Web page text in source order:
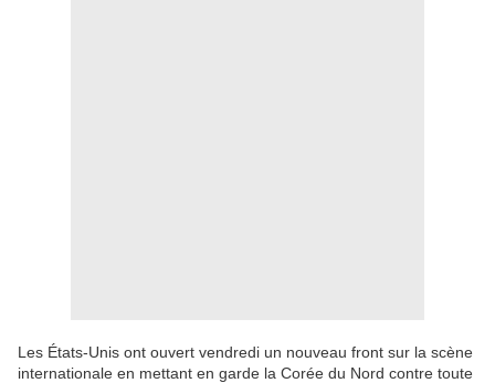
Les États-Unis ont ouvert vendredi un nouveau front sur la scène
internationale en mettant en garde la Corée du Nord contre toute